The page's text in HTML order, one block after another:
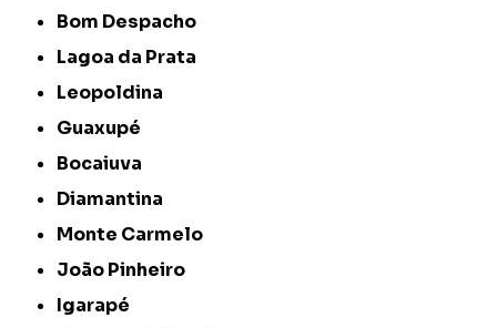
Bom Despacho
Lagoa da Prata
Leopoldina
Guaxupé
Bocaiuva
Diamantina
Monte Carmelo
João Pinheiro
Igarapé